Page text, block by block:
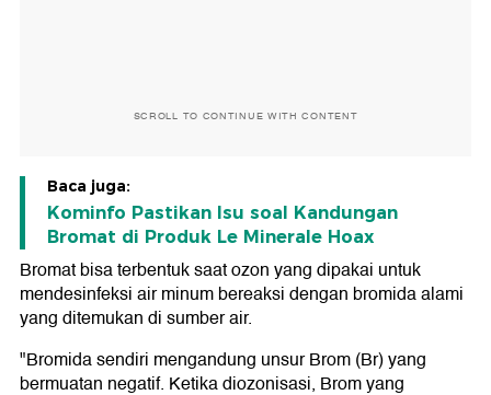
SCROLL TO CONTINUE WITH CONTENT
Baca juga:
Kominfo Pastikan Isu soal Kandungan
Bromat di Produk Le Minerale Hoax
Bromat bisa terbentuk saat ozon yang dipakai untuk
mendesinfeksi air minum bereaksi dengan bromida alami
yang ditemukan di sumber air.
"Bromida sendiri mengandung unsur Brom (Br) yang
bermuatan negatif. Ketika diozonisasi, Brom yang